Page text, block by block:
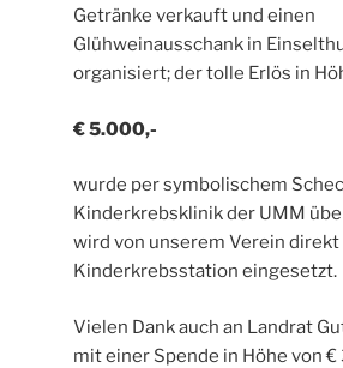
Getränke verkauft und einen
Glühweinausschank in
organisiert; der tolle Erlös in
€ 5.000,-
wurde per symbolischem
Kinderkrebsklinik der UMM
wird von unserem Verein direkt
Kinderkrebsstation eingesetzt.
Vielen Dank auch an Landrat
mit einer Spende in Höhe von